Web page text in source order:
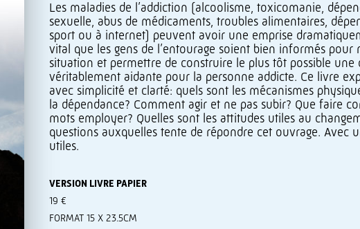
Les maladies de l’addiction (alcoolisme, toxicomanie,
sexuelle, abus de médicaments, troubles alimentaires,
sport ou à internet) peuvent avoir une emprise
vital que les gens de l’entourage soient bien informés pour
situation et permettre de construire le plus tôt possible
véritablement aidante pour la personne addicte. Ce livre
avec simplicité et clarté: quels sont les mécanismes
la dépendance? Comment agir et ne pas subir? Que faire
mots employer? Quelles sont les attitudes utiles au
questions auxquelles tente de répondre cet ouvrage. Avec
utiles.
VERSION LIVRE PAPIER
19 €
FORMAT 15 X 23.5CM